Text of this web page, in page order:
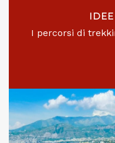
I percorsi di